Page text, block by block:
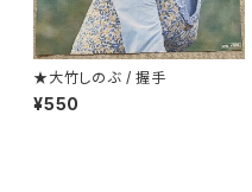
★大竹しのぶ / 握手
¥550